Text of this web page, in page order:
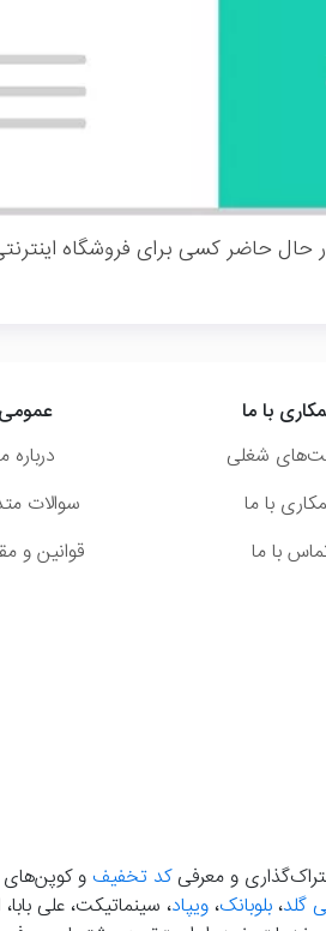
حال حاضر کسی برای فروشگاه
با ما
شغلی
با ما
با ما
عمومی
درباره
سوالات
قوانین و
و معرفیکد تخفیفو کوپن‌های
گلد، بلوبانک، ویپاد، سینماتیکت، علی